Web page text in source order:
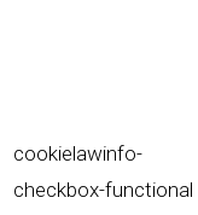
cookielawinfo-
checkbox-functional